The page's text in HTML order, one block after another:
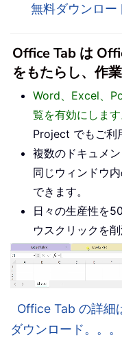
無料ダウンロー
Office Tab は
をもたらし、作
Word、Excel、
覧を有効にします
Project でもご利
複数のドキュメ
同じウィンドウ
できます。
日々の生産性を
ウスクリックを削
Office Tab の詳細
ダウンロード。。。